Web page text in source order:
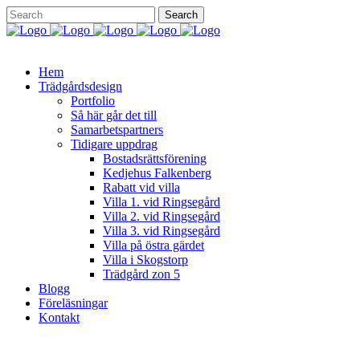
Hem
Trädgårdsdesign
Portfolio
Så här går det till
Samarbetspartners
Tidigare uppdrag
Bostadsrättsförening
Kedjehus Falkenberg
Rabatt vid villa
Villa 1. vid Ringsegård
Villa 2. vid Ringsegård
Villa 3. vid Ringsegård
Villa på östra gärdet
Villa i Skogstorp
Trädgård zon 5
Blogg
Föreläsningar
Kontakt